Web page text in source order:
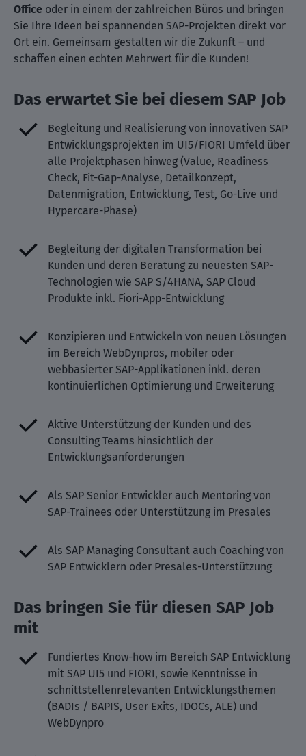
Office oder in einem der zahlreichen Büros und bringen
Sie Ihre Ideen bei spannenden SAP-Projekten direkt vor
Ort ein. Gemeinsam gestalten wir die Zukunft – und
schaffen einen echten Mehrwert für die Kunden!
Das erwartet Sie bei diesem SAP Job
Begleitung und Realisierung von innovativen SAP
Entwicklungsprojekten im UI5/FIORI Umfeld über
alle Projektphasen hinweg (Value, Readiness
Check, Fit-Gap-Analyse, Detailkonzept,
Datenmigration, Entwicklung, Test, Go-Live und
Hypercare-Phase)
Begleitung der digitalen Transformation bei
Kunden und deren Beratung zu neuesten SAP-
Technologien wie SAP S/4HANA, SAP Cloud
Produkte inkl. Fiori-App-Entwicklung
Konzipieren und Entwickeln von neuen Lösungen
im Bereich WebDynpros, mobiler oder
webbasierter SAP-Applikationen inkl. deren
kontinuierlichen Optimierung und Erweiterung
Aktive Unterstützung der Kunden und des
Consulting Teams hinsichtlich der
Entwicklungsanforderungen
Als SAP Senior Entwickler auch Mentoring von
SAP-Trainees oder Unterstützung im Presales
Als SAP Managing Consultant auch Coaching von
SAP Entwicklern oder Presales-Unterstützung
Das bringen Sie für diesen SAP Job
mit
Fundiertes Know-how im Bereich SAP Entwicklung
mit SAP UI5 und FIORI, sowie Kenntnisse in
schnittstellenrelevanten Entwicklungsthemen
(BADIs / BAPIS, User Exits, IDOCs, ALE) und
WebDynpro